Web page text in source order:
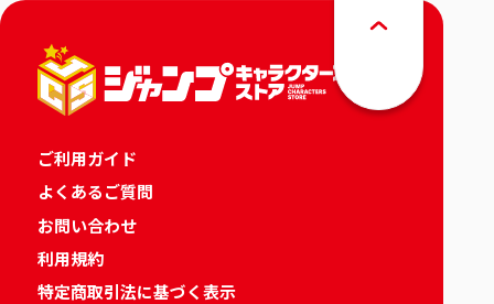
ご利用ガイド
よくあるご質問
お問い合わせ
利用規約
特定商取引法に基づく表示